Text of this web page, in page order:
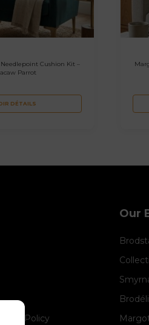
Cushion Kit –
Parrot
DÉTAILS
Policy
Our